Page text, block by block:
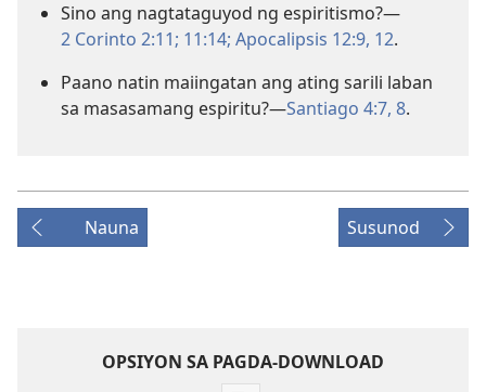
Sino ang nagtataguyod ng espiritismo?​—
2 Corinto 2:11; 11:14; Apocalipsis 12:9, 12.
Paano natin maiingatan ang ating sarili laban
sa masasamang espiritu?​—Santiago 4:7, 8.
Nauna Susunod
OPSIYON SA PAGDA-DOWNLOAD